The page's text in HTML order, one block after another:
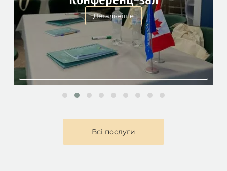
Детальніше
Всі послуги